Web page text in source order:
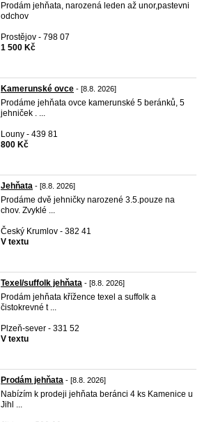
Prodám jehňata, narozená leden až unor,pastevni
odchov
Prostějov - 798 07
1 500 Kč
Kamerunské ovce - [8.8. 2026]
Prodáme jehňata ovce kamerunské 5 beránků, 5
jehniček . ...
Louny - 439 81
800 Kč
Jehňata - [8.8. 2026]
Prodáme dvě jehničky narozené 3.5.pouze na
chov. Zvyklé ...
Český Krumlov - 382 41
V textu
Texel/suffolk jehňata - [8.8. 2026]
Prodám jehňata křížence texel a suffolk a
čistokrevné t ...
Plzeň-sever - 331 52
V textu
Prodám jehňata - [8.8. 2026]
Nabízím k prodeji jehňata beránci 4 ks Kamenice u
Jihl ...